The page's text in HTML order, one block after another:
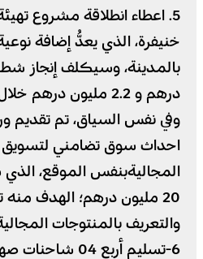
5. اعطاء انطلاقة مشروع
خنيفرة، الذي يعدُّ إضافة
درهم و 2.2 مليون درهم خلال الشطر الثاني.
وفي نفس السياق، تم تقديم
احداث سوق تضامني لتسويق
المجاليةبنفس الموقع،
20 مليون درهم؛ الهدف
والتعريف بالمنتوجات
6-تسليم أربع